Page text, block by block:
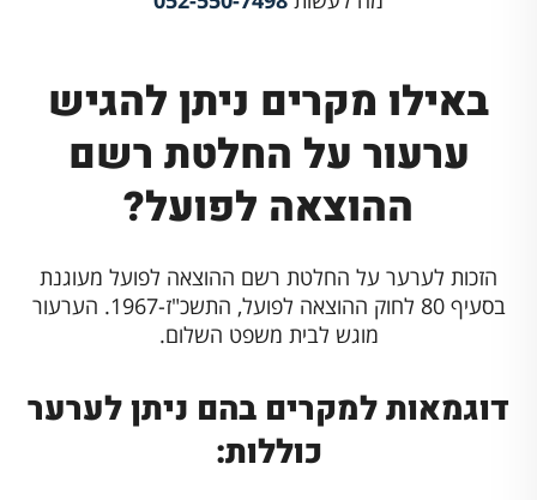
באילו מקרים ניתן להגיש
ערעור על החלטת רשם
ההוצאה לפועל?
הזכות לערער על החלטת רשם ההוצאה לפועל מעוגנת
בסעיף 80 לחוק ההוצאה לפועל, התשכ"ז-1967. הערעור
מוגש לבית משפט השלום.
דוגמאות למקרים בהם ניתן לערער
כוללות: